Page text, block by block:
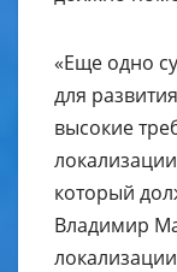
«Еще одно
для
высокие
который
Владимир